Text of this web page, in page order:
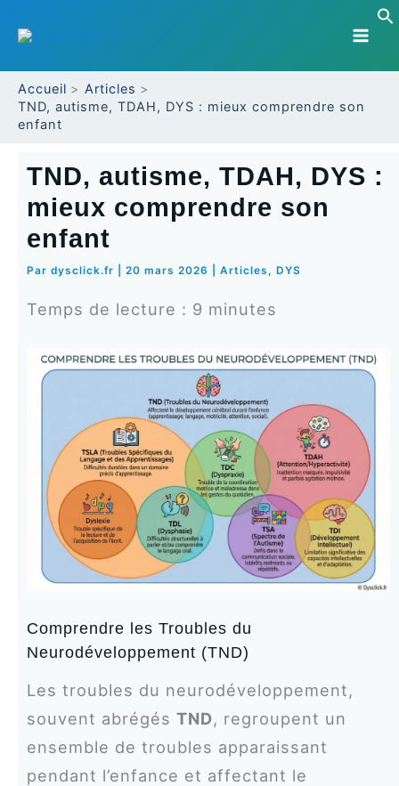
au
contenu
Accueil
Articles
TND, autisme, TDAH, DYS : mieux comprendre son
enfant
TND, autisme, TDAH, DYS :
mieux comprendre son
enfant
Par dysclick.fr 20 mars 2026 Articles , DYS
Temps de lecture : 9 minutes
Comprendre les Troubles du
Neurodéveloppement (TND)
Les troubles du neurodéveloppement,
souvent abrégés TND, regroupent un
ensemble de troubles apparaissant
pendant l’enfance et affectant le